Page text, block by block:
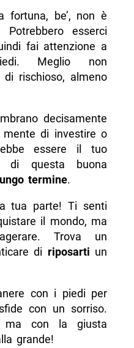
fortuna, be’, non è
esserci
fai attenzione a
Meglio non
rischioso, almeno
decisamente
di investire o
essere il tuo
di questa buona
termine.
tua parte! Ti senti
il mondo, ma
Trova un
di riposarti un
con i piedi per
con un sorriso.
con la giusta
grande!